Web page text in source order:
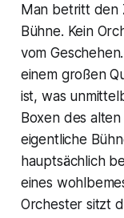
Man betritt den
Bühne. Kein
vom
einem großen
ist, was
Boxen des alten
eigentliche
hauptsächlich
eines
Orchester sitzt